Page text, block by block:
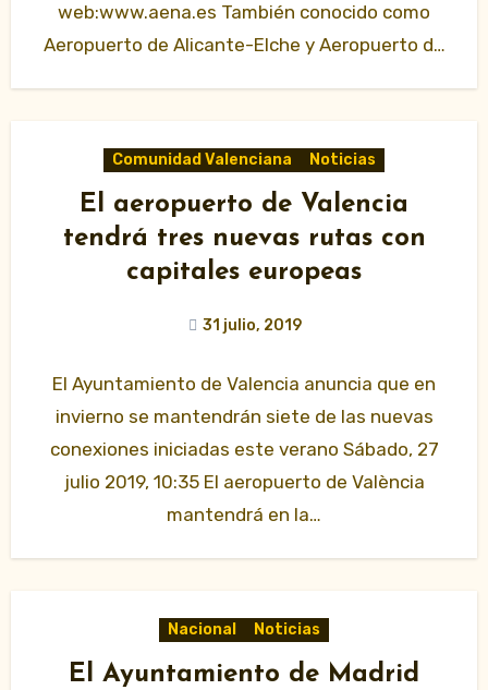
web:www.aena.es También conocido como
Aeropuerto de Alicante-Elche y Aeropuerto de
Comunidad Valenciana Noticias
El aeropuerto de Valencia
tendrá tres nuevas rutas con
capitales europeas
31 julio, 2019
El Ayuntamiento de Valencia anuncia que en
invierno se mantendrán siete de las nuevas
conexiones iniciadas este verano Sábado, 27
julio 2019, 10:35 El aeropuerto de València
mantendrá en la…
Nacional Noticias
El Ayuntamiento de Madrid